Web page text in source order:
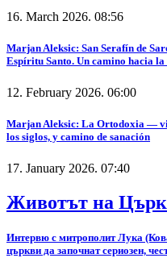
16. March 2026. 08:56
Marjan Aleksic: San Serafín de
Espíritu Santo. Un camino hacia
12. February 2026. 06:00
Marjan Aleksic: La Ortodoxia —
los siglos, y camino de sanación
17. January 2026. 07:40
Животът на
Интервю с митрополит Лука
църкви да започнат сериозен,